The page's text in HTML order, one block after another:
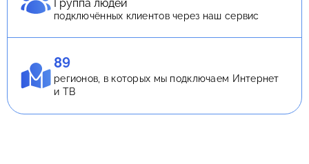
Группа людей
подключённых клиентов через наш сервис
89
регионов, в которых мы подключаем Интернет
и ТВ